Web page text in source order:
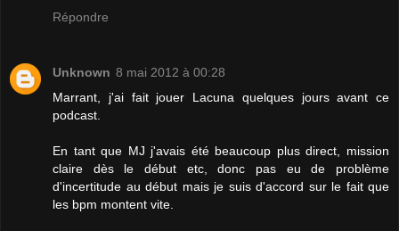
Répondre
Unknown 8 mai 2012 à 00:28
Marrant, j'ai fait jouer Lacuna quelques jours avant ce
podcast.
En tant que MJ j'avais été beaucoup plus direct, mission
claire dès le début etc, donc pas eu de problème
d'incertitude au début mais je suis d'accord sur le fait que
les bpm montent vite.